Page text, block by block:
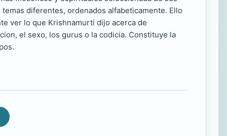
diferentes, ordenados alfabeticamente. Ello
ver lo que Krishnamurti dijo acerca de
el sexo, los gurus o la codicia. Constituye la